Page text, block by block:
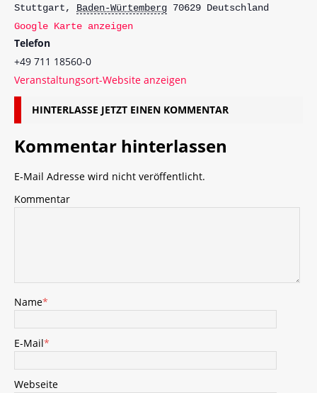
Stuttgart, Baden-Würtemberg 70629 Deutschland
Google Karte anzeigen
Telefon
+49 711 18560-0
Veranstaltungsort-Website anzeigen
HINTERLASSE JETZT EINEN KOMMENTAR
Kommentar hinterlassen
E-Mail Adresse wird nicht veröffentlicht.
Kommentar
Name*
E-Mail*
Webseite